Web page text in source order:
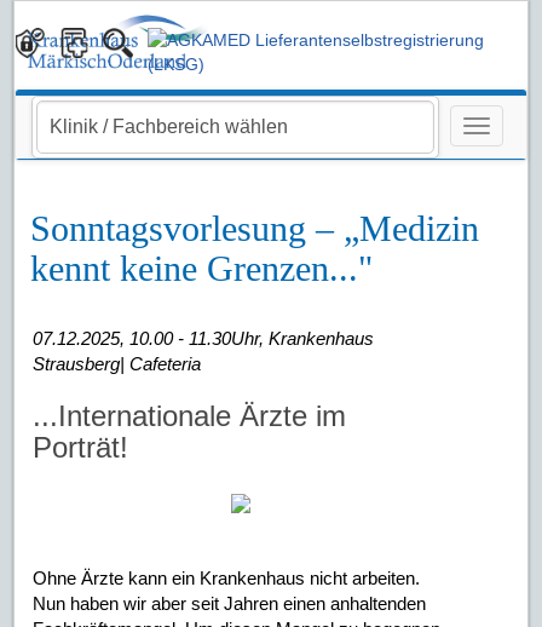
Sonntagsvorlesung – „Medizin
kennt keine Grenzen..."
07.12.2025, 10.00 - 11.30Uhr, Krankenhaus
Strausberg| Cafeteria
...Internationale Ärzte im
Porträt!
Ohne Ärzte kann ein Krankenhaus nicht arbeiten.
Nun haben wir aber seit Jahren einen anhaltenden